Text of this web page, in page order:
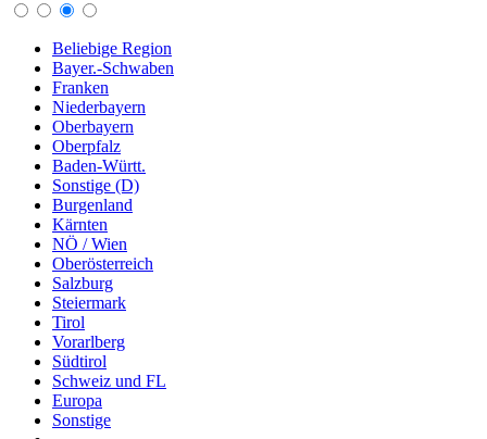
Beliebige Region
Bayer.-Schwaben
Franken
Niederbayern
Oberbayern
Oberpfalz
Baden-Württ.
Sonstige (D)
Burgenland
Kärnten
NÖ / Wien
Oberösterreich
Salzburg
Steiermark
Tirol
Vorarlberg
Südtirol
Schweiz und FL
Europa
Sonstige